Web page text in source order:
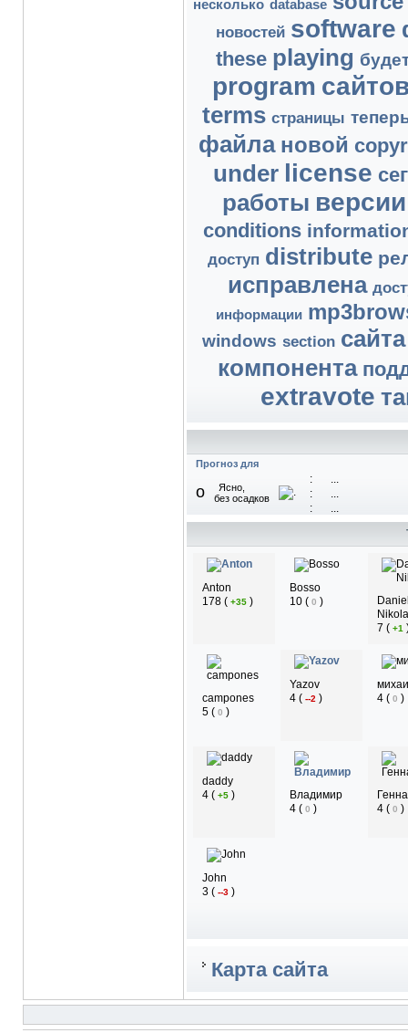
несколько database
новостей software
these playing
program
terms страницы
файла новой
under license
работы версии
conditions
доступ distribute
исправлена
информации
windows section сайта
компонента
extravote
Прогноз для
o
Ясно,
без осадков
:
...
:
...
:
...
Anton
178( +35 )
Bosso
10( 0 )
7 ( +1
campones
5( 0 )
Yazov
4( --2 )
4( 0 )
daddy
4( +5 )
Владимир
4( 0 )
4( 0 )
John
3( --3 )
Карта сайта